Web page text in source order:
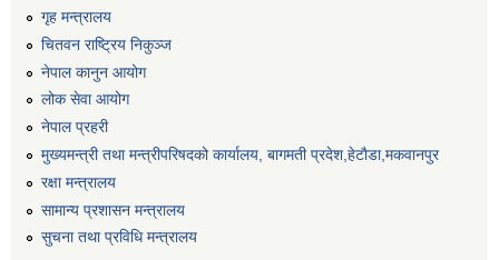
गृह मन्त्रालय
चितवन राष्ट्रिय निकुञ्ज
नेपाल कानुन आयोग
लोक सेवा आयोग
नेपाल प्रहरी
मुख्यमन्त्री तथा मन्त्रीपरिषदको कार्यालय, बागमती प्रदेश,हेटाैडा,मकवानपुर
रक्षा मन्त्रालय
सामान्य प्रशासन मन्त्रालय
सुचना तथा प्रविधि मन्त्रालय